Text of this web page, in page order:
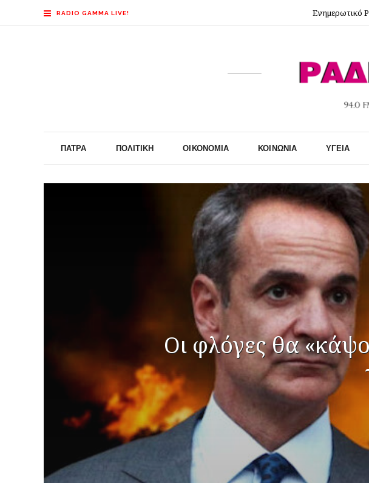
RADIO GAMMA LIVE! Ενημερωτικό
ΠΆΤΡΑ ΠΟΛΙΤΙΚΉ ΟΙΚΟΝΟΜΊΑ ΚΟΙΝΩΝΊΑ ΥΓΕΊΑ
Οι φλόγες θα